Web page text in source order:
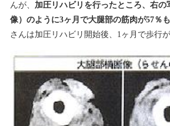
んが、 加圧リハビリを行ったところ、右の
像）のように3ヶ月で大腿部の筋肉が57％も
さんは加圧リハビリ開始後、1ヶ月で歩行